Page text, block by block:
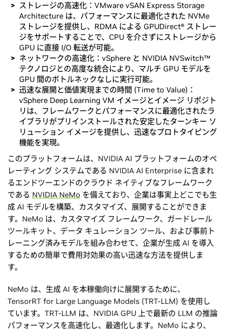
ストレージの高速化：VMware vSAN Express Storage
Architecture は、パフォーマンスに最適化された NVMe
ストレージを提供し、RDMA による GPUDirect® ストレー
ジをサポートすることで、CPU を介さずにストレージから
GPU に直接 I/O 転送が可能。
ネットワークの高速化：vSphere と NVIDIA NVSwitch™
テクノロジとの高度な統合により、マルチ GPU モデルを
GPU 間のボトルネックなしに実行可能。
迅速な展開と価値実現までの時間 (Time to Value)：
vSphere Deep Learning VM イメージとイメージ リポジト
リは、フレームワークとパフォーマンスに最適化されたラ
イブラリがプリインストールされた安定したターンキー ソ
リューション イメージを提供し、迅速なプロトタイピング
機能を実現。
このプラットフォームは、NVIDIA AI プラットフォームのオペ
レーティング システムである NVIDIA AI Enterprise に含まれ
るエンドツーエンドのクラウド ネイティブなフレームワーク
である NVIDIA NeMo を備えており、企業は事実上どこでも生
成 AI モデルを構築、カスタマイズ、展開することができま
す。NeMo は、カスタマイズ フレームワーク、ガードレール
ツールキット、データ キュレーション ツール、および事前ト
レーニング済みモデルを組み合わせて、企業が生成 AI を導入
するための簡単で費用対効果の高い迅速な方法を提供しま
す。
NeMo は、生成 AI を本稼働向けに展開するために、
TensorRT for Large Language Models (TRT-LLM) を使用し
ています。TRT-LLM は、NVIDIA GPU 上で最新の LLM の推論
パフォーマンスを高速化し、最適化します。NeMo により、